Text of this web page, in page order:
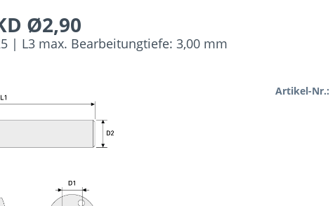
Ø2,90
| L3 max. Bearbeitungtiefe: 3,00 mm
Artikel-Nr.: